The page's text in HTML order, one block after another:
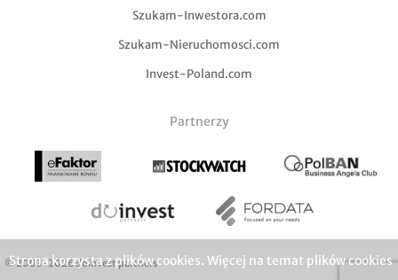
Szukam-Inwestora.com
Szukam-Nieruchomosci.com
Invest-Poland.com
Partnerzy
© 2003-2026 doinvest partners
Strona korzysta z plików cookies. Więcej na temat plików cookies